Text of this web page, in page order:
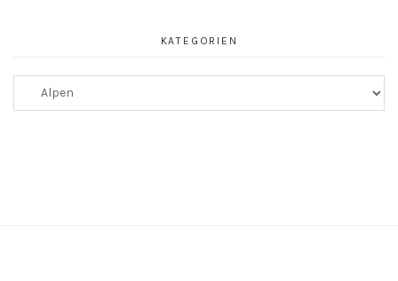
KATEGORIEN
Kategorien